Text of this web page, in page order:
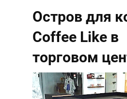
Остров для
Coffee Like в
торговом